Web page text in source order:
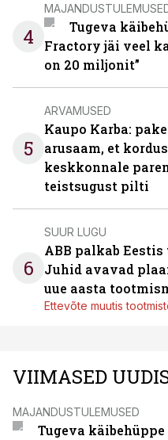
4
Tugeva
Fractory jäi veel
on 20 miljonit”
5
ARVAMUSED
Kaupo Karba:
arusaam, et
keskkonnale
teistsugust pilti
6
SUUR LUGU
ABB palkab
Juhid avavad
uue aasta
Ettevõte muutis
VIIMASED
MAJANDUSTULEMUSED
Tugeva